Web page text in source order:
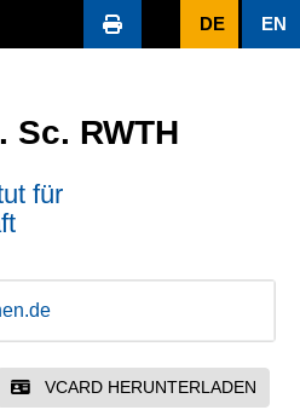
DE EN
Sc. RWTH
für
VCARD HERUNTERLADEN